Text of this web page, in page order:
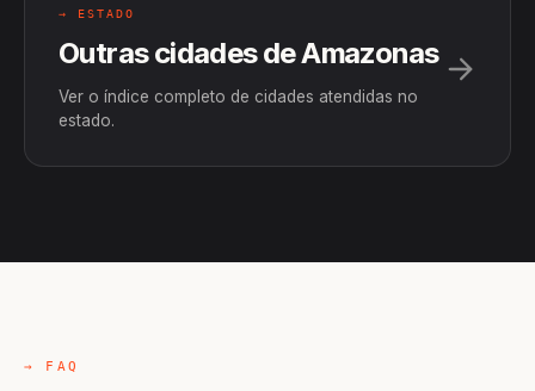
→ ESTADO
Outras cidades de Amazonas
Ver o índice completo de cidades atendidas no
estado.
→ FAQ